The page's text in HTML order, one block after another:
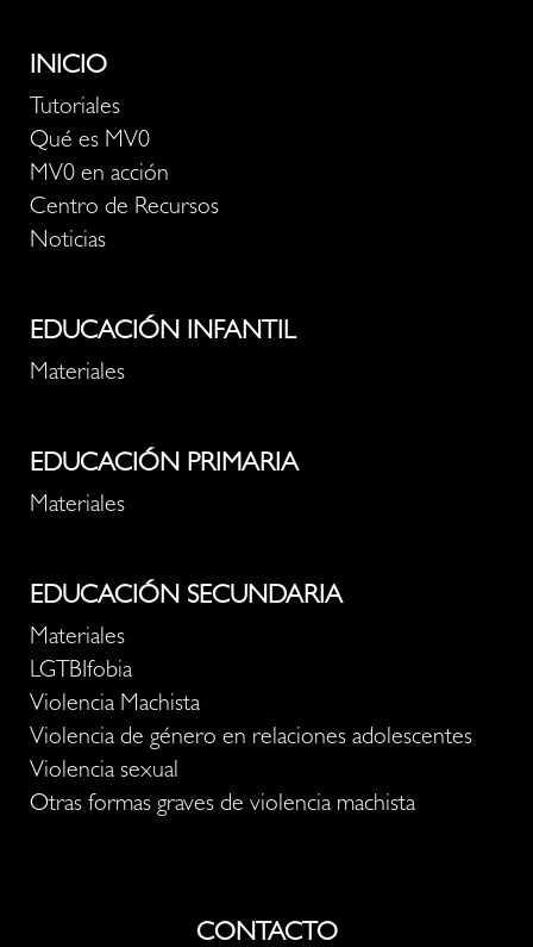
INICIO
Tutoriales
Qué es MV0
MV0 en acción
Centro de Recursos
Noticias
EDUCACIÓN INFANTIL
Materiales
EDUCACIÓN PRIMARIA
Materiales
EDUCACIÓN SECUNDARIA
Materiales
LGTBIfobia
Violencia Machista
Violencia de género en relaciones adolescentes
Violencia sexual
Otras formas graves de violencia machista
CONTACTO